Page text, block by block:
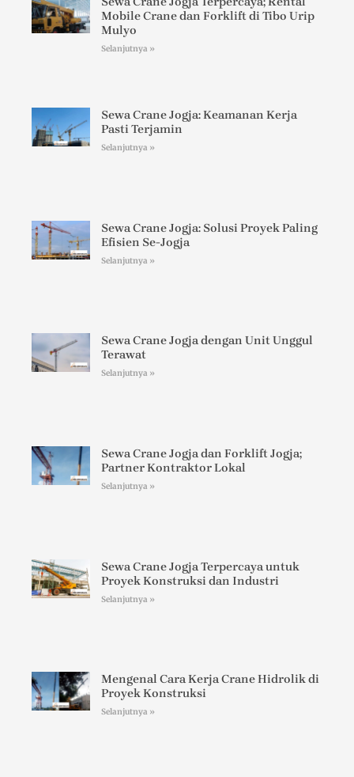
Mobile Crane dan Forklift di Tibo Urip
Mulyo
Selanjutnya »
Sewa Crane Jogja: Keamanan Kerja
Pasti Terjamin
Selanjutnya »
Sewa Crane Jogja: Solusi Proyek Paling
Efisien Se-Jogja
Selanjutnya »
Sewa Crane Jogja dengan Unit Unggul
Terawat
Selanjutnya »
Sewa Crane Jogja dan Forklift Jogja;
Partner Kontraktor Lokal
Selanjutnya »
Sewa Crane Jogja Terpercaya untuk
Proyek Konstruksi dan Industri
Selanjutnya »
Mengenal Cara Kerja Crane Hidrolik di
Proyek Konstruksi
Selanjutnya »